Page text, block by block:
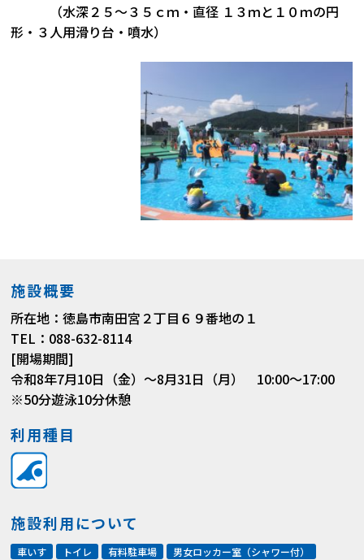
（水深２５～３５ｃｍ・直径 １３ｍと１０ｍの円
形・３人用滑り台・噴水）
施設概要
所在地：徳島市南田宮２丁目６９番地の１
TEL：088-632-8114
[開場期間]
令和8年7月10日（金）～8月31日（月） 10:00～17:00
※50分遊泳10分休憩
利用種目
施設利用について
車いす トイレ 有料駐車場 男女ロッカー室（シャワー付）